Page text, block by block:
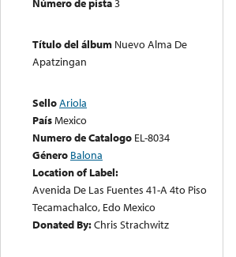
Número de pista3
Título del álbum Nuevo Alma De
Apatzingan
SelloAriola
PaísMexico
Numero de Catalogo EL-8034
Género Balona
Location of Label:
Avenida De Las Fuentes 41-A 4to Piso
Tecamachalco, Edo Mexico
Donated By:Chris Strachwitz